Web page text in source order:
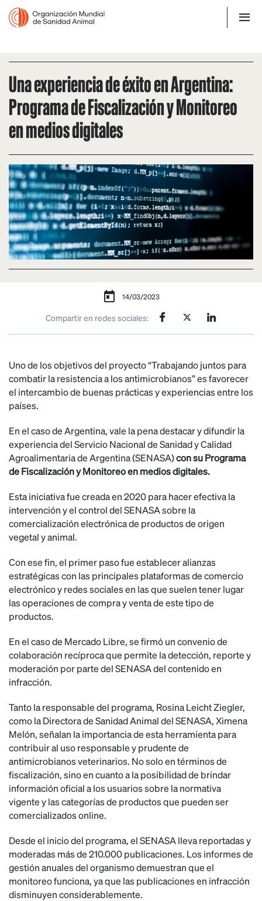
Una experiencia de éxito en Argentina:
Programa de Fiscalización y Monitoreo
en medios digitales
14/03/2023
Compartir en redes sociales:
Uno de los objetivos del proyecto “Trabajando juntos para
combatir la resistencia a los antimicrobianos” es favorecer
el intercambio de buenas prácticas y experiencias entre los
países.
En el caso de Argentina, vale la pena destacar y difundir la
experiencia del Servicio Nacional de Sanidad y Calidad
Agroalimentaria de Argentina (SENASA)con su Programa
de Fiscalización y Monitoreo en medios digitales.
Esta iniciativa fue creada en 2020 para hacer efectiva la
intervención y el control del SENASA sobre la
comercialización electrónica de productos de origen
vegetal y animal.
Con ese fin, el primer paso fue establecer alianzas
estratégicas con las principales plataformas de comercio
electrónico y redes sociales en las que suelen tener lugar
las operaciones de compra y venta de este tipo de
productos.
En el caso de Mercado Libre, se firmó un convenio de
colaboración recíproca que permite la detección, reporte y
moderación por parte del SENASA del contenido en
infracción.
Tanto la responsable del programa, Rosina Leicht Ziegler,
como la Directora de Sanidad Animal del SENASA, Ximena
Melón, señalan la importancia de esta herramienta para
contribuir al uso responsable y prudente de
antimicrobianos veterinarios. No solo en términos de
fiscalización, sino en cuanto a la posibilidad de brindar
información oficial a los usuarios sobre la normativa
vigente y las categorías de productos que pueden ser
comercializados online.
Desde el inicio del programa, el SENASA lleva reportadas y
moderadas más de 210.000 publicaciones. Los informes de
gestión anuales del organismo demuestran que el
monitoreo funciona, ya que las publicaciones en infracción
disminuyen considerablemente.